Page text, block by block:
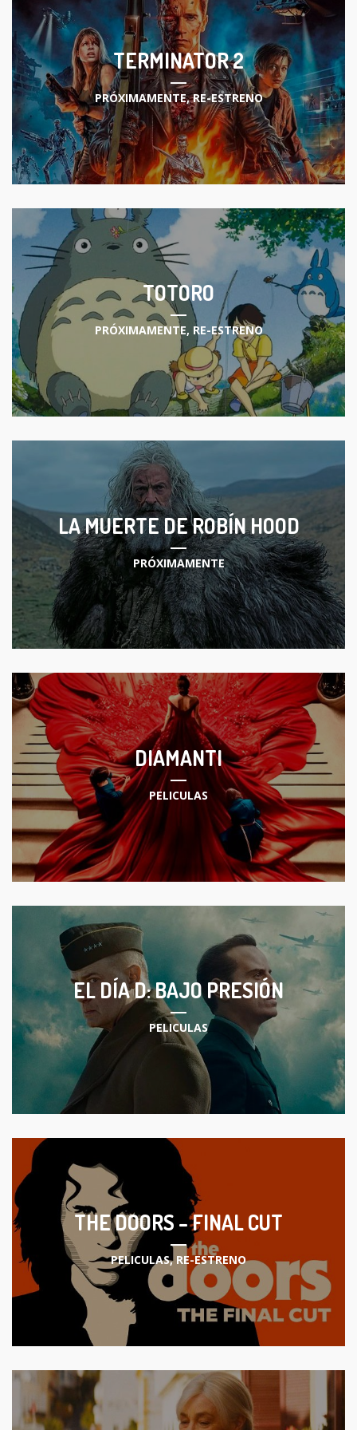
TERMINATOR 2
PRÓXIMAMENTE,RE-ESTRENO
TOTORO
PRÓXIMAMENTE, RE-ESTRENO
LA MUERTE DE ROBÍN HOOD
PRÓXIMAMENTE
DIAMANTI
PELICULAS
EL DÍA D: BAJO PRESIÓN
PELICULAS
THE DOORS – FINAL CUT
PELICULAS, RE-ESTRENO